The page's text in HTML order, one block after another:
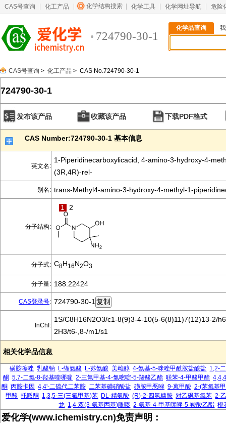
CAS号查询 化工产品 化学结构搜索 化学工具 化学网址导航 危险
724790-30-1
化学品查询
CAS号查询 > 化工产品 > CAS No.724790-30-1
724790-30-1
发布该产品 收藏该产品 下载PDF格式
CAS Number:724790-30-1 基本信息
英文名:
1-Piperidinecarboxylicacid, 4-amino-3-hydroxy-4-
(3R,4R)-rel-
别名: trans-Methyl4-amino-3-hydroxy-4-methyl-1-
分子结构:
1 2
分子式: C8H16N2O3
分子量: 188.22424
CAS登录号: 724790-30-1
InChI:
1S/C8H16N2O3/c1-8(9)3-4-10(5-6(8)11)7(12)13-2/
2H3/t6-,8-/m1/s1
相关化学品信息
磺胺噻唑 乳酸钠 L-缬氨酸 L-苏氨酸 美雌醇 4-氨基-5-咪唑甲酰胺盐酸盐 1,2-
酮 5,7-二氯-8-羟基喹哪啶 2-三氟甲基-4-氯嘧啶-5-羧酸乙酯 联苯-4-甲酸甲酯
酮 丙胺卡因 4,4'-二硫代二苯胺 二苯基碘硝酸盐 磺胺甲恶唑 9-蒽甲酸 2-(苯氧基
甲酸 托哌酮 1,3,5-三(三氟甲基)苯 DL-精氨酸 (R)-2-四氢糠胺 对乙砜基氯苯 2-
龙 1,4-双(3-氨基丙基)哌嗪 2-氨基-4-甲基噻唑-5-羧酸乙酯 橙
爱化学(www.ichemistry.cn)免责声明：